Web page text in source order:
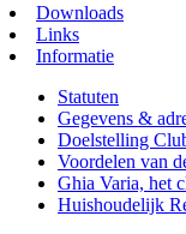
Downloads
Links
Informatie
Statuten
Gegevens &
Doelstelling
Voordelen van
Ghia Varia, het
Huishoudelijk